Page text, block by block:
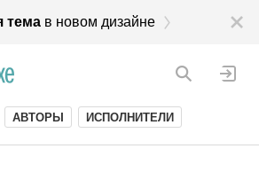
темав новом дизайне
АВТОРЫ ИСПОЛНИТЕЛИ